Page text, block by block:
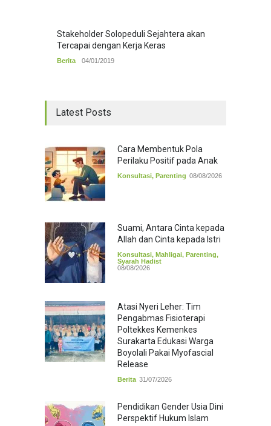
Stakeholder Solopeduli Sejahtera akan
Tercapai dengan Kerja Keras
Berita 04/01/2019
Latest Posts
Cara Membentuk Pola
Perilaku Positif pada Anak
Konsultasi, Parenting 08/08/2026
Suami, Antara Cinta kepada
Allah dan Cinta kepada Istri
Konsultasi, Mahligai, Parenting,
Syarah Hadist
08/08/2026
Atasi Nyeri Leher: Tim
Pengabmas Fisioterapi
Poltekkes Kemenkes
Surakarta Edukasi Warga
Boyolali Pakai Myofascial
Release
Berita 31/07/2026
Pendidikan Gender Usia Dini
Perspektif Hukum Islam